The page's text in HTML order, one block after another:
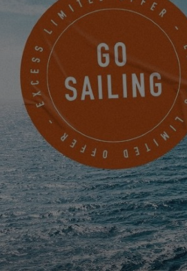
PIDA UNA
CONTACTE CON
ALLIANCE
5 RUE
CANET EN
PROGRAMAR UNA